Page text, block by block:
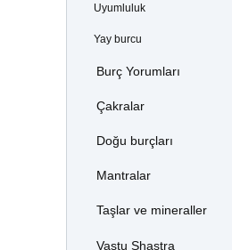
Uyumluluk
Yay burcu
Burç Yorumları
Çakralar
Doğu burçları
Mantralar
Taşlar ve mineraller
Vastu Shastra